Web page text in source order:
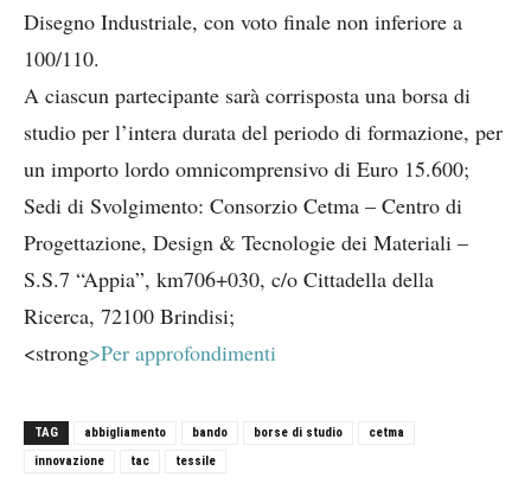
Disegno Industriale, con voto finale non inferiore a
100/110.
A ciascun partecipante sarà corrisposta una borsa di
studio per l’intera durata del periodo di formazione, per
un importo lordo omnicomprensivo di Euro 15.600;
Sedi di Svolgimento: Consorzio Cetma – Centro di
Progettazione, Design & Tecnologie dei Materiali –
S.S.7 “Appia”, km706+030, c/o Cittadella della
Ricerca, 72100 Brindisi;
<strong>Per approfondimenti
TAG abbigliamento bando borse di studio
cetma
innovazione
tac tessile